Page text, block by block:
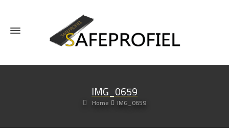
IMG_0659
Home IMG_0659